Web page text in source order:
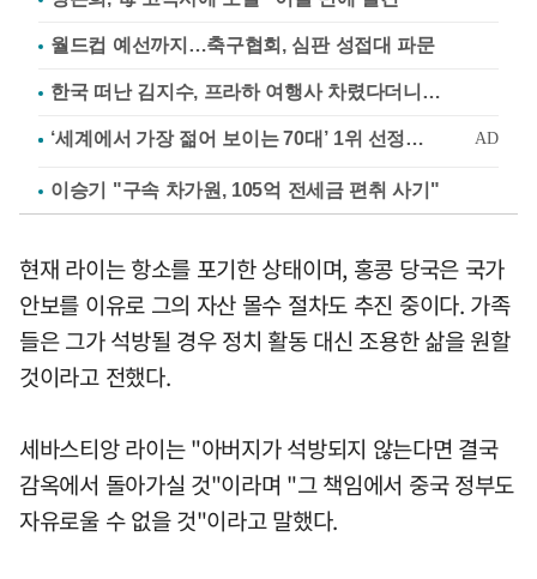
월드컵 예선까지…축구협회, 심판 성접대 파문
한국 떠난 김지수, 프라하 여행사 차렸다더니…
이승기 "구속 차가원, 105억 전세금 편취 사기"
현재 라이는 항소를 포기한 상태이며, 홍콩 당국은 국가
안보를 이유로 그의 자산 몰수 절차도 추진 중이다. 가족
들은 그가 석방될 경우 정치 활동 대신 조용한 삶을 원할
것이라고 전했다.
세바스티앙 라이는 "아버지가 석방되지 않는다면 결국
감옥에서 돌아가실 것"이라며 "그 책임에서 중국 정부도
자유로울 수 없을 것"이라고 말했다.